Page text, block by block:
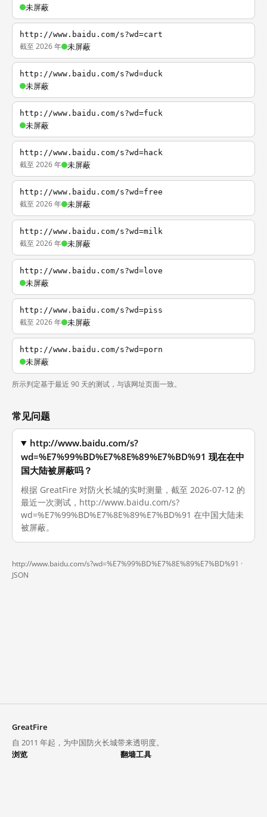
未屏蔽
http://www.baidu.com/s?wd=cart
截至 2026 年 未屏蔽
http://www.baidu.com/s?wd=duck
未屏蔽
http://www.baidu.com/s?wd=fuck
未屏蔽
http://www.baidu.com/s?wd=hack
截至 2026 年 未屏蔽
http://www.baidu.com/s?wd=free
截至 2026 年 未屏蔽
http://www.baidu.com/s?wd=milk
截至 2026 年 未屏蔽
http://www.baidu.com/s?wd=love
未屏蔽
http://www.baidu.com/s?wd=piss
截至 2026 年 未屏蔽
http://www.baidu.com/s?wd=porn
未屏蔽
所示判定基于最近 90 天的测试，与该网址页面一致。
常见问题
http://www.baidu.com/s?
wd=%E7%99%BD%E7%8E%89%E7%BD%91 现在在中
国大陆被屏蔽吗？
根据 GreatFire 对防火长城的实时测量，截至 2026-07-12 的
最近一次测试，http://www.baidu.com/s?
wd=%E7%99%BD%E7%8E%89%E7%BD%91 在中国大陆未
被屏蔽。
http://www.baidu.com/s?wd=%E7%99%BD%E7%8E%89%E7%BD%91 ·
JSON
GreatFire
自 2011 年起，为中国防火长城带来透明度。
浏览
翻墙工具